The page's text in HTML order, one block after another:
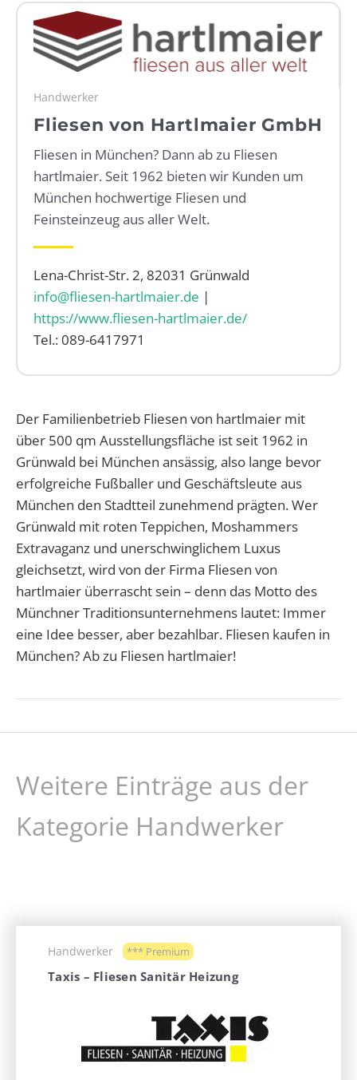
WEBRADIO
Handwerker
Fliesen von Hartlmaier GmbH
Fliesen in München? Dann ab zu Fliesen
hartlmaier. Seit 1962 bieten wir Kunden um
München hochwertige Fliesen und
Feinsteinzeug aus aller Welt.
Lena-Christ-Str. 2, 82031 Grünwald
info@fliesen-hartlmaier.de |
https://www.fliesen-hartlmaier.de/
Tel.: 089-6417971
Der Familienbetrieb Fliesen von hartlmaier mit
über 500 qm Ausstellungsfläche istseit 1962 in
Grünwald bei München ansässig, also lange bevor
erfolgreiche Fußballer und Geschäftsleute aus
München den Stadtteil zunehmend prägten. Wer
Grünwald mit roten Teppichen, Moshammers
Extravaganz und unerschwinglichem Luxus
gleichsetzt, wird von der Firma Fliesen von
hartlmaier überrascht sein – denn das Motto des
Münchner Traditionsunternehmens lautet: Immer
eine Idee besser, aber bezahlbar. Fliesen kaufen in
München? Ab zu Fliesen hartlmaier!
Weitere Einträge aus der
Kategorie Handwerker
Handwerker *** Premium
Taxis – Fliesen Sanitär Heizung